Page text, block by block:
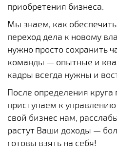
приобретения бизнеса.
Мы знаем, как
переход дела к новому
нужно просто сохранить
команды — опытные и
кадры всегда нужны и
После определения
приступаем к
свой бизнес нам,
растут Ваши доходы —
готовы взять на себя!